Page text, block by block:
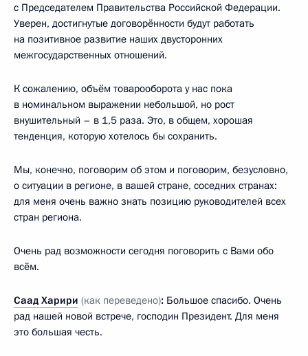
с Председателем Правительства Российской Федерации.
Уверен, достигнутые договорённости будут работать
на позитивное развитие наших двусторонних
межгосударственных отношений.
К сожалению, объём товарооборота у нас пока
в номинальном выражении небольшой, но рост
внушительный – в 1,5 раза. Это, в общем, хорошая
тенденция, которую хотелось бы сохранить.
Мы, конечно, поговорим об этом и поговорим, безусловно,
о ситуации в регионе, в вашей стране, соседних странах:
для меня очень важно знать позицию руководителей всех
стран региона.
Очень рад возможности сегодня поговорить с Вами обо
всём.
Саад Харири (как переведено): Большое спасибо. Очень
рад нашей новой встрече, господин Президент. Для меня
это большая честь.